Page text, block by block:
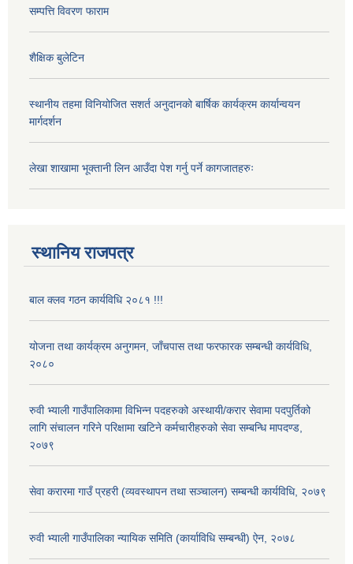
सम्पत्ति विवरण फाराम
शैक्षिक बुलेटिन
स्थानीय तहमा विनियोजित सशर्त अनुदानको बार्षिक कार्यक्रम कार्यान्वयन
मार्गदर्शन
लेखा शाखामा भूक्तानी लिन आउँदा पेश गर्नु पर्ने कागजातहरुः
स्थानिय राजपत्र
बाल क्लव गठन कार्यविधि २०८१ !!!
योजना तथा कार्यक्रम अनुगमन, जाँचपास तथा फरफारक सम्बन्धी कार्यविधि,
२०८०
रुवी भ्याली गाउँपालिकामा विभिन्न पदहरुको अस्थायी/करार सेवामा पदपुर्तिको
लागि संचालन गरिने परिक्षामा खटिने कर्मचारीहरुको सेवा सम्बन्धि मापदण्ड,
२०७९
सेवा करारमा गाउँ प्रहरी (व्यवस्थापन तथा सञ्चालन) सम्बन्धी कार्यविधि, २०७९
रुवी भ्याली गाउँपालिका न्यायिक समिति (कार्याविधि सम्बन्धी) ऐन, २०७८